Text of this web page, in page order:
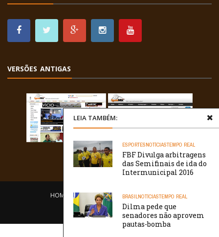
LEIA TAMBÉM:
ESPORTESNOTÍCIASTEMPO REAL
FBF Divulga arbitragens
das Semifinais de ida do
Intermunicipal 2016
BRASILNOTÍCIASTEMPO REAL
Dilma pede que
senadores não aprovem
pautas-bomba
VERSÕES ANTIGAS
HOME EQUIPE O PORTAL CONTATO
/// WebtivaHOSTING